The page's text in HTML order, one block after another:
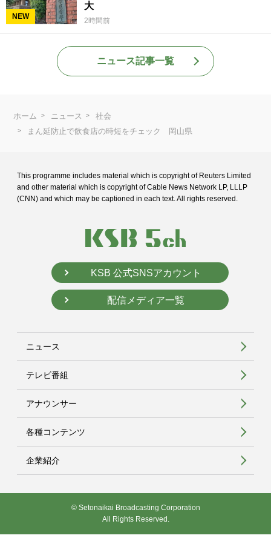
NEW
大
2時間前
ニュース記事一覧
ホーム ニュース
社会
まん延防止で飲食店の時短をチェック 岡山県
This programme includes material which is copyright of Reuters Limited
and other material which is copyright of Cable News Network LP, LLLP
(CNN) and which may be captioned in each text. All rights reserved.
KSB 公式SNSアカウント
配信メディア一覧
ニュース
テレビ番組
アナウンサー
各種コンテンツ
企業紹介
© Setonaikai Broadcasting Corporation
All Rights Reserved.